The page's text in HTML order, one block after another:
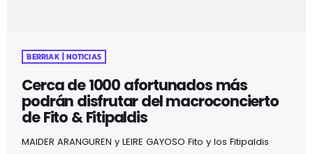
BERRIAK | NOTICIAS
Cerca de 1000 afortunados más
podrán disfrutar del macroconcierto
de Fito & Fitipaldis
MAIDER ARANGUREN y LEIRE GAYOSO Fito y los Fitipaldis